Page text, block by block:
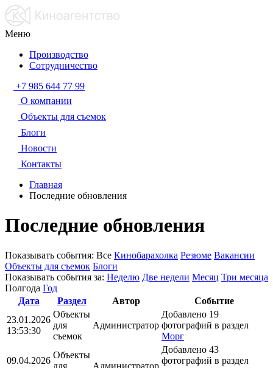
Меню
Производство
Сотрудничество
+7 985 644 77 99
О компании
Объекты для съемок
Блоги
Новости
Контакты
Главная
Последние обновления
Последние обновления
Показывать события: Все Кинобарахолка Резюме Вакансии
Объекты для съемок Блоги
Показывать события за: Неделю Две недели Месяц Три месяца
Полгода Год
Дата
Раздел Автор
Событие
23.01.2026
13:53:30
Объекты
для
съемок
Администратор
Добавлено 19
фотографий в раздел
Морг
09.04.2026
Объекты
для
Администратор
Добавлено 43
фотографий в раздел